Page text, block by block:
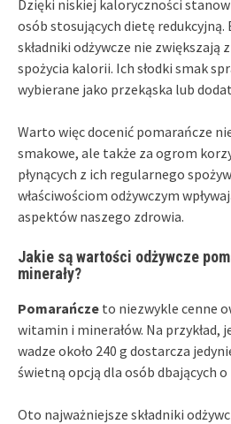
Dzięki niskiej kaloryczności
osób stosujących dietę redukcyjną.
składniki odżywcze nie zwiększają
spożycia kalorii. Ich słodki smak
wybierane jako przekąska lub
Warto więc docenić pomarańcze
smakowe, ale także za ogrom
płynących z ich regularnego
właściwościom odżywczym
aspektów naszego zdrowia.
Jakie są wartości odżywcze
minerały?
Pomarańcze to niezwykle cenne
witamin i minerałów. Na przykład,
wadze około 240 g dostarcza
świetną opcją dla osób dbających o
Oto najważniejsze składniki